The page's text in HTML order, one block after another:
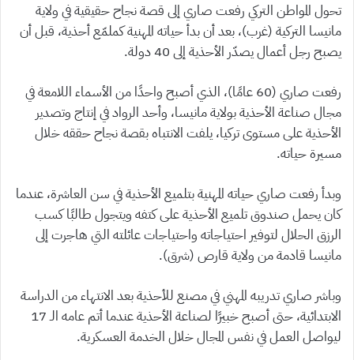
تحول المواطن التركي رفعت صاري إلى قصة نجاح حقيقية في ولاية
مانيسا التركية (غرب)، بعد أن بدأ حياته المهنية كملمّع أحذية، قبل أن
يصبح رجل أعمال يصدّر الأحذية إلى 40 دولة.
رفعت صاري (60 عامًا)، الذي أصبح واحدًا من الأسماء اللامعة في
مجال صناعة الأحذية بولاية مانيسا، وأحد الرواد في إنتاج وتصدير
الأحذية على مستوى تركيا، يلفت الانتباه بقصة نجاح حققه خلال
مسيرة حياته.
وبدأ رفعت صاري حياته المهنية بتلميع الأحذية في سن العاشرة، عندما
كان يحمل صندوق تلميع الأحذية على كتفه ويتجول طالبًا كسب
الرزق الحلال لتوفير احتياجاته واحتياجات عائلته التي هاجرت إلى
مانيسا قادمة من ولاية قارص (شرق).
وباشر صاري تدريبه المهني في مصنع للأحذية بعد الانتهاء من الدراسة
الابتدائية، حتى أصبح خبيرًا لصناعة الأحذية عندما أتم عامه الـ 17
ليواصل العمل في نفس المجال خلال الخدمة العسكرية.